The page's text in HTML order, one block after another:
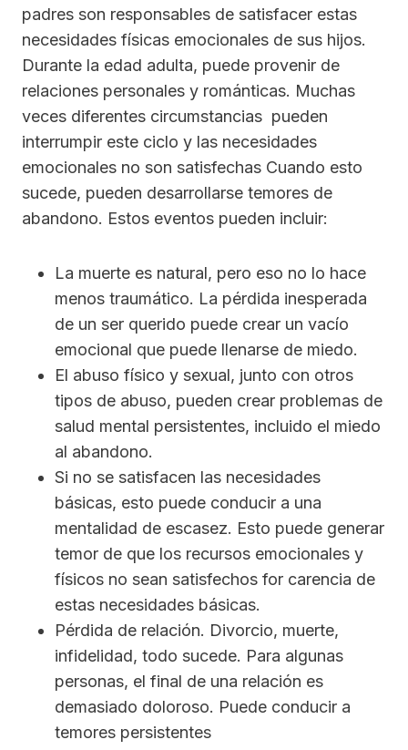
padres son responsables de satisfacer estas
necesidades físicas emocionales de sus hijos.
Durante la edad adulta, puede provenir de
relaciones personales y románticas. Muchas
veces diferentes circumstancias pueden
interrumpir este ciclo y las necesidades
emocionales no son satisfechas Cuando esto
sucede, pueden desarrollarse temores de
abandono. Estos eventos pueden incluir:
La muerte es natural, pero eso no lo hace
menos traumático. La pérdida inesperada
de un ser querido puede crear un vacío
emocional que puede llenarse de miedo.
El abuso físico y sexual, junto con otros
tipos de abuso, pueden crear problemas de
salud mental persistentes, incluido el miedo
al abandono.
Si no se satisfacen las necesidades
básicas, esto puede conducir a una
mentalidad de escasez. Esto puede generar
temor de que los recursos emocionales y
físicos no sean satisfechos for carencia de
estas necesidades básicas.
Pérdida de relación. Divorcio, muerte,
infidelidad, todo sucede. Para algunas
personas, el final de una relación es
demasiado doloroso. Puede conducir a
temores persistentes